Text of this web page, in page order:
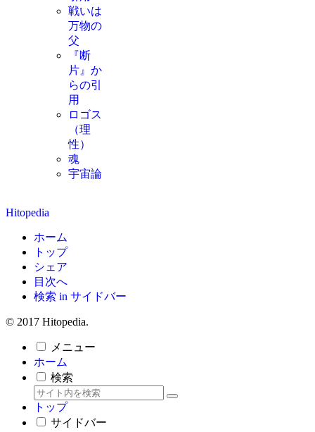
戦いは
万物の
父
『断
片』か
らの引
用
ロゴス
（理
性）
魂
宇宙論
Hitopedia
ホーム
トップ
シェア
目次へ
検索 in サイドバー
© 2017 Hitopedia.
メニュー
ホーム
検索
トップ
サイドバー